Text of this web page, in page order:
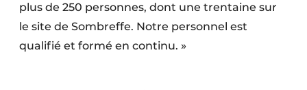
plus de 250 personnes, dont une trentaine sur
le site de Sombreffe. Notre personnel est
qualifié et formé en continu. »